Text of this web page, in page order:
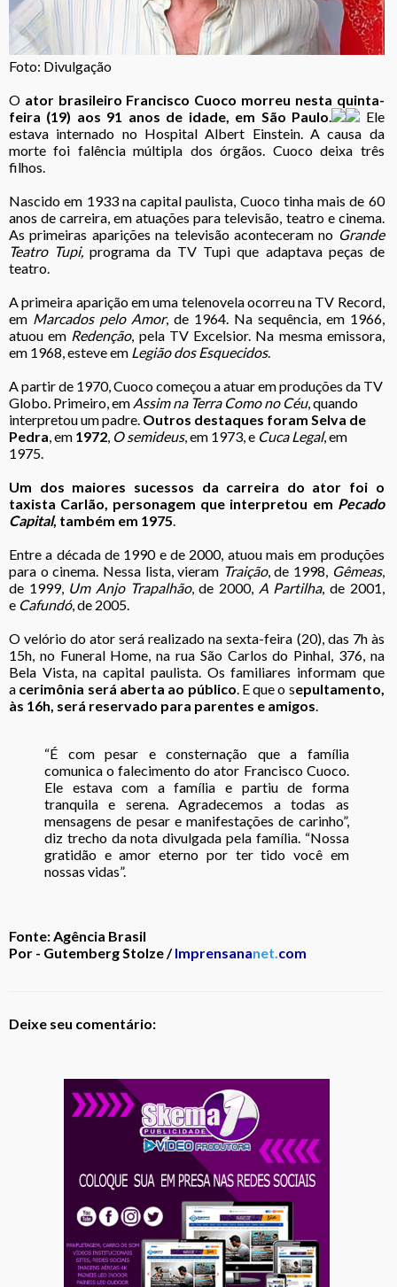
Foto: Divulgação
O ator brasileiro Francisco Cuoco morreu nesta quinta-
feira (19) aos 91 anos de idade, em São Paulo.
Ele
estava internado no Hospital Albert Einstein. A causa da
morte foi falência múltipla dos órgãos. Cuoco deixa três
filhos.
Nascido em 1933 na capital paulista, Cuoco tinha mais de 60
anos de carreira, em atuações para televisão, teatro e cinema.
As primeiras aparições na televisão aconteceram no Grande
Teatro Tupi, programa da TV Tupi que adaptava peças de
teatro.
A primeira aparição em uma telenovela ocorreu na TV Record,
em Marcados pelo Amor, de 1964. Na sequência, em 1966,
atuou em Redenção, pela TV Excelsior. Na mesma emissora,
em 1968, esteve em Legião dos Esquecidos.
A partir de 1970, Cuoco começou a atuar em produções da TV
Globo. Primeiro, em Assim na Terra Como no Céu, quando
interpretou um padre. Outros destaques foram Selva de
Pedra, em 1972, O semideus, em 1973, e Cuca Legal, em
1975.
Um dos maiores sucessos da carreira do ator foi o
taxista Carlão, personagem que interpretou em Pecado
Capital, também em 1975.
Entre a década de 1990 e de 2000, atuou mais em produções
para o cinema. Nessa lista, vieram Traição, de 1998, Gêmeas,
de 1999,Um Anjo Trapalhão, de 2000, A Partilha, de 2001,
e Cafundó, de 2005.
O velório do ator será realizado na sexta-feira (20), das 7h às
15h, no Funeral Home, na rua São Carlos do Pinhal, 376, na
Bela Vista, na capital paulista. Os familiares informam que
a cerimônia será aberta ao público. E que o sepultamento,
às 16h, será reservado para parentes e amigos.
“É com pesar e consternação que a família
comunica o falecimento do ator Francisco Cuoco.
Ele estava com a família e partiu de forma
tranquila e serena. Agradecemos a todas as
mensagens de pesar e manifestações de carinho”,
diz trecho da nota divulgada pela família. “Nossa
gratidão e amor eterno por ter tido você em
nossas vidas”.
Fonte: Agência Brasil
Por - Gutemberg Stolze /Imprensananet.com
Deixe seu comentário: